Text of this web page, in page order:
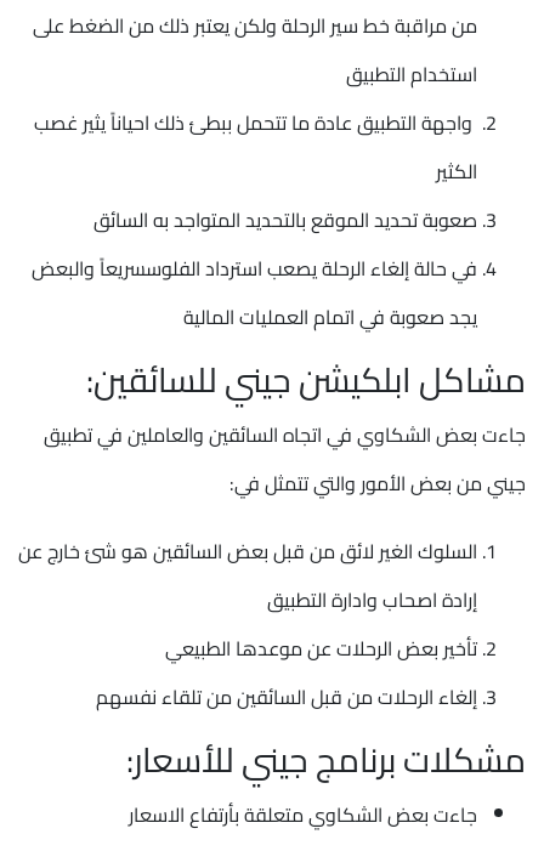
من مراقبة خط سير الرحلة ولكن يعتبر ذلك من الضغط على
استخدام التطبيق
واجهة التطبيق عادة ما تتحمل ببطئ ذلك احياناً يثير غصب
الكثير
صعوبة تحديد الموقع بالتحديد المتواجد به السائق
في حالة إلغاء الرحلة يصعب استرداد الفلوسسريعاً والبعض
يجد صعوبة في اتمام العمليات المالية
مشاكل ابلكيشن جيني للسائقين:
جاءت بعض الشكاوي في اتجاه السائقين والعاملين في تطبيق
جيني من بعض الأمور والتي تتمثل في:
السلوك الغير لائق من قبل بعض السائقين هو شئ خارج عن
إرادة اصحاب وادارة التطبيق
تأخير بعض الرحلات عن موعدها الطبيعي
إلغاء الرحلات من قبل السائقين من تلقاء نفسهم
مشكلات برنامج جيني للأسعار:
جاءت بعض الشكاوي متعلقة بأرتفاع الاسعار